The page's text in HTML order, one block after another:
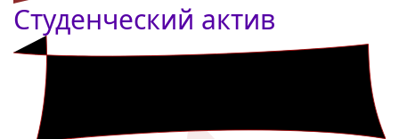
Студенческий актив